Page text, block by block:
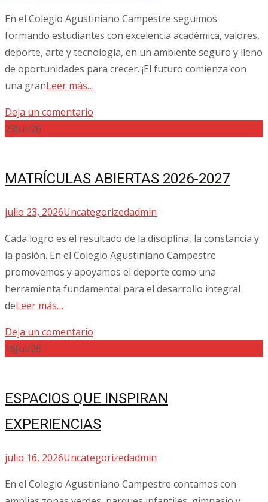
En el Colegio Agustiniano Campestre seguimos
formando estudiantes con excelencia académica, valores,
deporte, arte y tecnología, en un ambiente seguro y lleno
de oportunidades para crecer. ¡El futuro comienza con
una granLeer más…
Deja un comentario
23Jul/26
MATRÍCULAS ABIERTAS 2026-2027
julio 23, 2026Uncategorizedadmin
Cada logro es el resultado de la disciplina, la constancia y
la pasión. En el Colegio Agustiniano Campestre
promovemos y apoyamos el deporte como una
herramienta fundamental para el desarrollo integral
deLeer más…
Deja un comentario
16Jul/26
ESPACIOS QUE INSPIRAN
EXPERIENCIAS
julio 16, 2026Uncategorizedadmin
En el Colegio Agustiniano Campestre contamos con